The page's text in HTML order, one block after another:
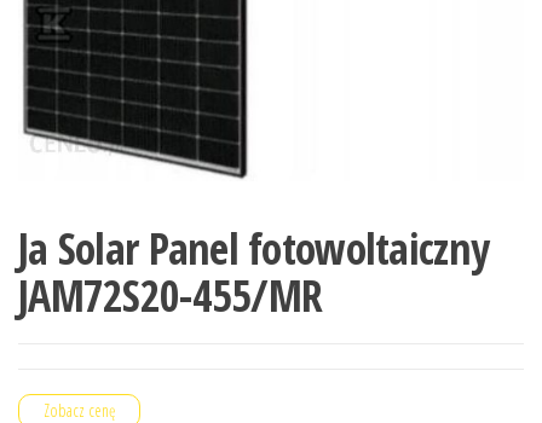
Ja Solar Panel fotowoltaiczny
JAM72S20-455/MR
Zobacz cenę